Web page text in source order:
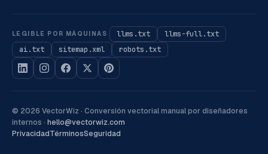
LEGIBLE POR MÁQUINAS llms.txt
llms-full.txt
ai.txt
sitemap.xml robots.txt
© 2026 VectorWiz · Conversión vectorial manual por diseñadores
internos · hello@vectorwiz.com
PrivacidadTérminosSeguridad